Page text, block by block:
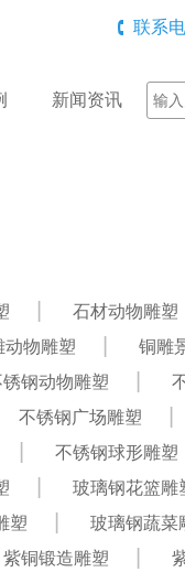
联系
新闻资讯
石材动物雕塑
动物雕塑 铜雕
锈钢动物雕塑
不锈钢广场雕塑
不锈钢球形雕塑
玻璃钢花篮雕
塑 玻璃钢蔬菜
紫铜锻造雕塑